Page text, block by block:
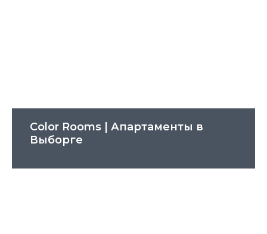
Color Rooms | Апартаменты в
Выборге